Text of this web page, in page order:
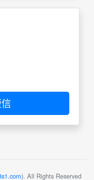
). All Rights Reserved